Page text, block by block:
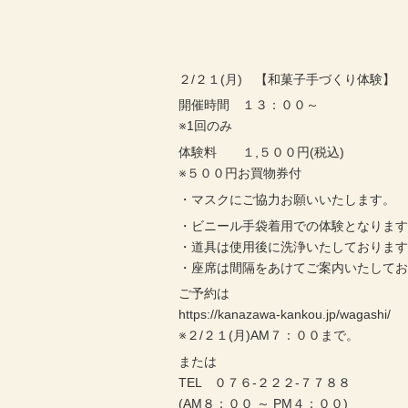
２/２１(月) 【和菓子手づくり体験】
開催時間 １３：００～
※1回のみ
体験料 １,５００円(税込)
※５００円お買物券付
・マスクにご協力お願いいたします。
・ビニール手袋着用での体験となります
・道具は使用後に洗浄いたしております
・座席は間隔をあけてご案内いたしてお
ご予約は
https://kanazawa-kankou.jp/wagashi/
※２/２１(月)AM７：００まで。
または
TEL ０７６-２２２-７７８８
(AM８：００ ～ PM４：００)